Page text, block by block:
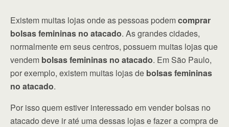
Existem muitas lojas onde as pessoas podemcomprar
bolsas femininas no atacado. As grandes cidades,
normalmente em seus centros, possuem muitas lojas que
vendem bolsas femininas no atacado. Em São Paulo,
por exemplo, existem muitas lojas de bolsas femininas
no atacado.
Por isso quem estiver interessado em vender bolsas no
atacado deve ir até uma dessas lojas e fazer a compra de